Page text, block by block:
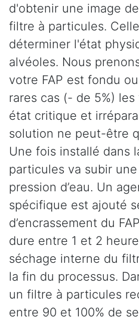
d'obtenir une image
filtre à particules.
déterminer l'état
alvéoles. Nous
votre FAP est fondu
rares cas (- de 5%)
état critique et
solution ne peut-être
Une fois installé dans
particules va subir
pression d’eau. Un
spécifique est ajouté
d’encrassement du
dure entre 1 et 2
séchage interne du
la fin du processus.
un filtre à particules
entre 90 et 100% de